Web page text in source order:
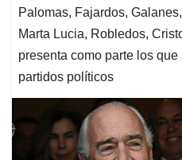
Palomas, Fajardos,
Marta Lucia, Robledos,
presenta como parte los
partidos políticos